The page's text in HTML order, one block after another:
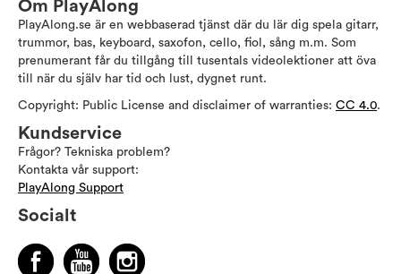
Om PlayAlong
PlayAlong.se är en webbaserad tjänst där du lär dig spela gitarr,
trummor, bas, keyboard, saxofon, cello, fiol, sång m.m. Som
prenumerant får du tillgång till tusentals videolektioner att öva
till när du själv har tid och lust, dygnet runt.
Copyright: Public License and disclaimer of warranties: CC 4.0.
Kundservice
Frågor? Tekniska problem?
Kontakta vår support:
PlayAlong Support
Socialt